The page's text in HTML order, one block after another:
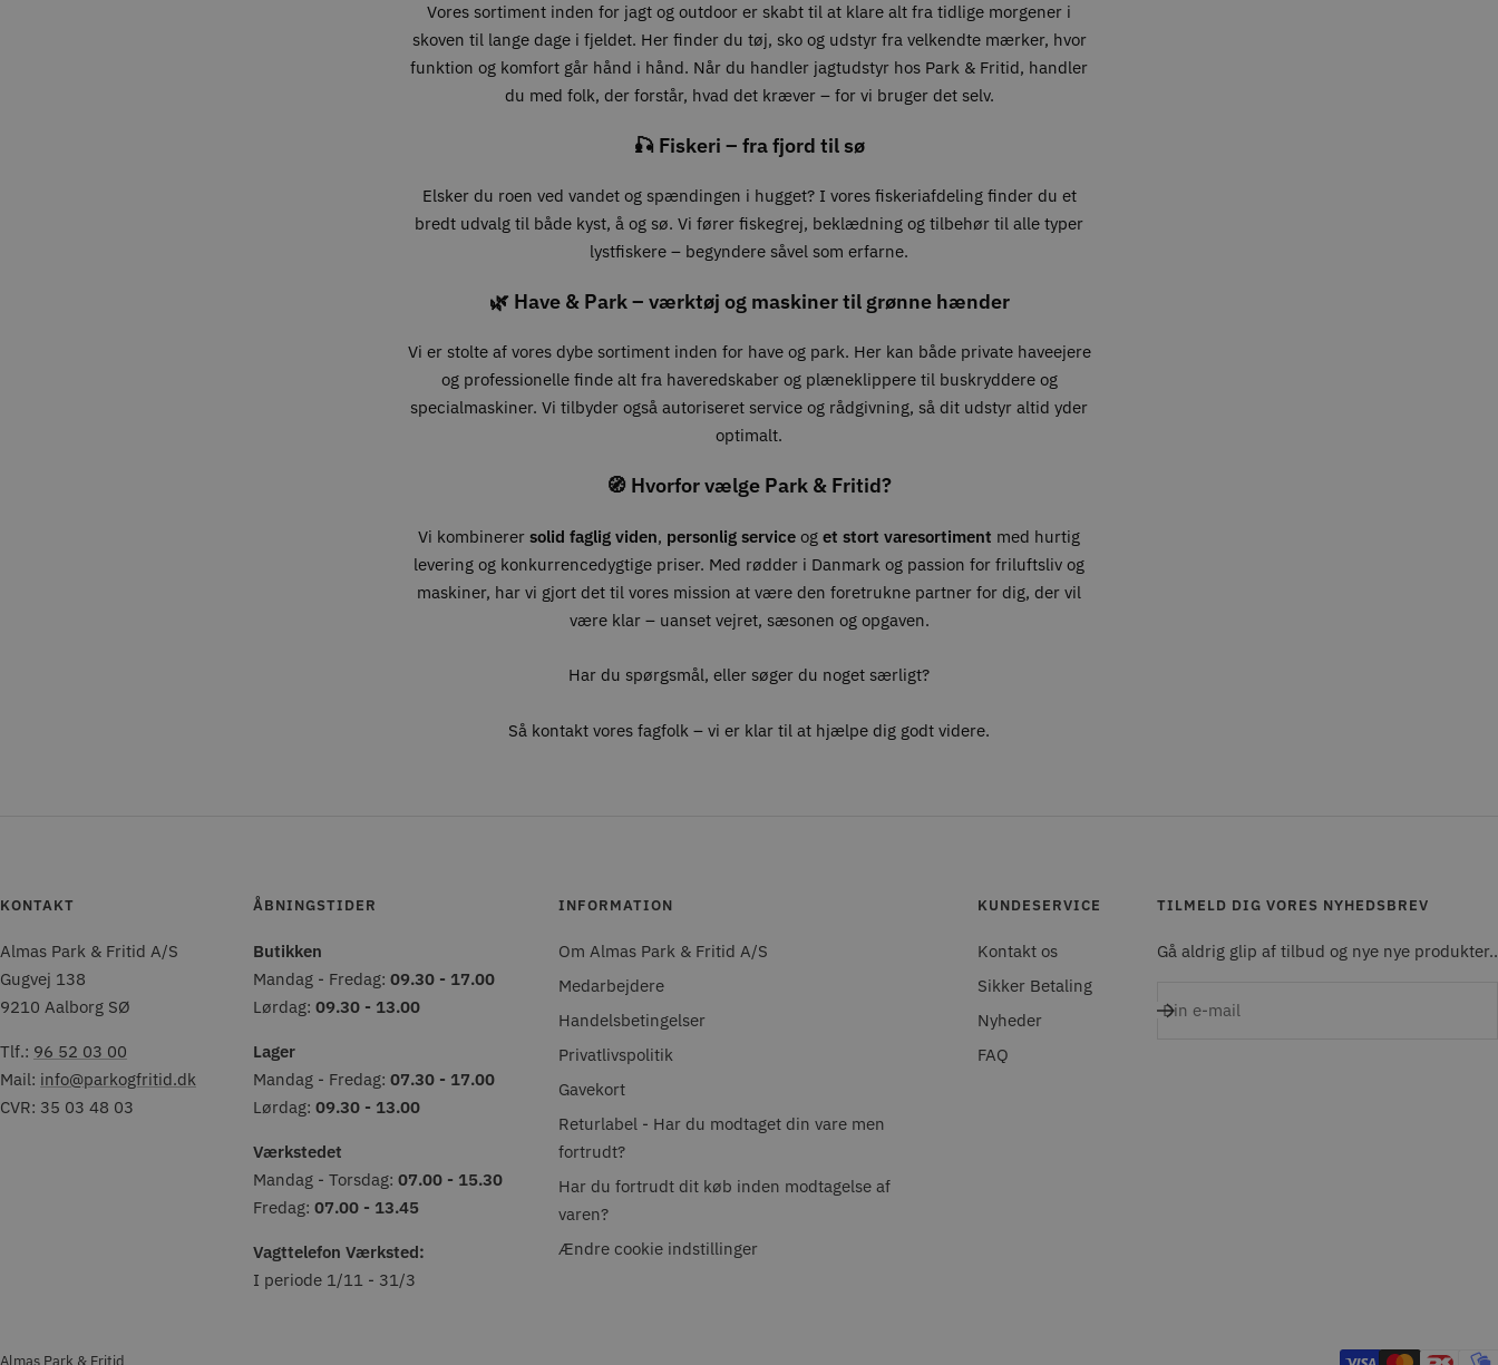
Vores sortiment inden for jagt og outdoor er skabt til at klare alt fra tidlige morgener i
skoven til lange dage i fjeldet. Her finder du tøj, sko og udstyr fra velkendte mærker, hvor
funktion og komfort går hånd i hånd. Når du handler jagtudstyr hos Park & Fritid, handler
du med folk, der forstår, hvad det kræver – for vi bruger det selv.
🎣 Fiskeri – fra fjord til sø
Elsker du roen ved vandet og spændingen i hugget? I vores fiskeriafdeling finder du et
bredt udvalg til både kyst, å og sø. Vi fører fiskegrej, beklædning og tilbehør til alle typer
lystfiskere – begyndere såvel som erfarne.
🌿 Have & Park – værktøj og maskiner til grønne hænder
Vi er stolte af vores dybe sortiment inden for have og park. Her kan både private haveejere
og professionelle finde alt fra haveredskaber og plæneklippere til buskryddere og
specialmaskiner. Vi tilbyder også autoriseret service og rådgivning, så dit udstyr altid yder
optimalt.
🧭 Hvorfor vælge Park & Fritid?
Vi kombinerer solid faglig viden, personlig service og et stort varesortiment med hurtig
levering og konkurrencedygtige priser. Med rødder i Danmark og passion for friluftsliv og
maskiner, har vi gjort det til vores mission at være den foretrukne partner for dig, der vil
være klar – uanset vejret, sæsonen og opgaven.
Har du spørgsmål, eller søger du noget særligt?
Så kontakt vores fagfolk – vi er klar til at hjælpe dig godt videre.
KONTAKT
Almas Park & Fritid A/S
Gugvej 138
9210 Aalborg SØ
Tlf.: 96 52 03 00
Mail: info@parkogfritid.dk
CVR: 35 03 48 03
ÅBNINGSTIDER
Butikken
Mandag - Fredag: 09.30 - 17.00
Lørdag: 09.30 - 13.00
Lager
Mandag - Fredag: 07.30 - 17.00
Lørdag: 09.30 - 13.00
Værkstedet
Mandag - Torsdag: 07.00 - 15.30
Fredag: 07.00 - 13.45
Vagttelefon Værksted:
I periode 1/11 - 31/3
INFORMATION
Om Almas Park & Fritid A/S
Medarbejdere
Handelsbetingelser
Privatlivspolitik
Gavekort
Returlabel - Har du modtaget din vare men
fortrudt?
Har du fortrudt dit køb inden modtagelse af
varen?
Ændre cookie indstillinger
KUNDESERVICE
Kontakt os
Sikker Betaling
Nyheder
FAQ
TILMELD DIG VORES NYHEDSBREV
Gå aldrig glip af tilbud og nye nye produkter..
Din e-mail